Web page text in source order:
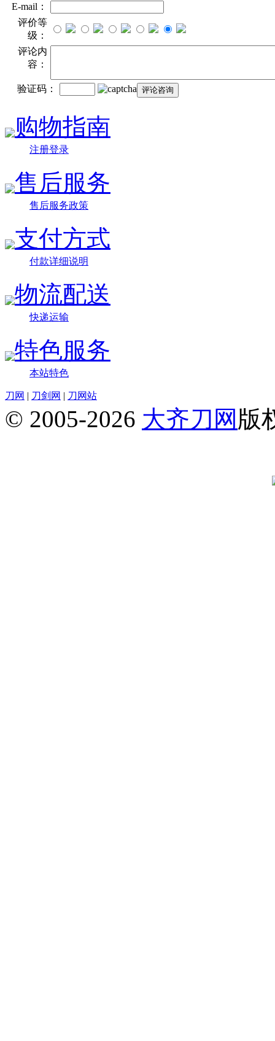
E-mail：
评价等
级：
评论内
容：
验证码：
购物指南
注册登录
售后服务
售后服务政策
支付方式
付款详细说明
物流配送
快递运输
特色服务
本站特色
刀网 | 刀剑网 | 刀网站
© 2005-2026 大齐刀网 版